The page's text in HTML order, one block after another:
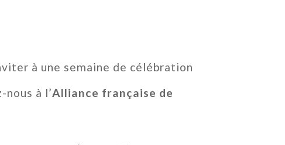
à une semaine de célébration
nous à l’Alliance française de